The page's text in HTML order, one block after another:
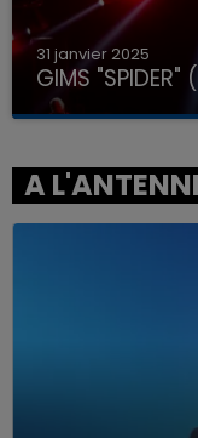
31 janvier 2025
GIMS "SPIDER"
A